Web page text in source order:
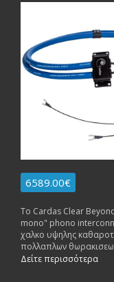
6589.00€
To Cardas Clear
mono" phono
χαλκο υψηλης
πολλαπλων
Cardas. Δυνατοτητα
Δείτε περισσότερα